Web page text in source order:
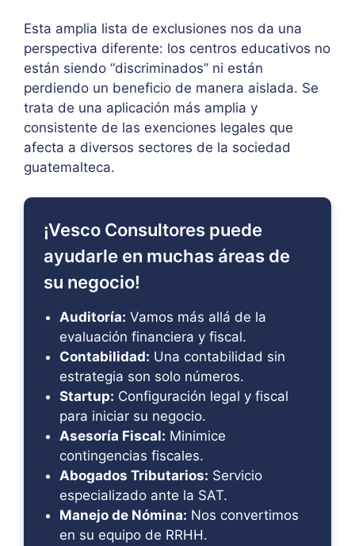
Esta amplia lista de exclusiones nos da una
perspectiva diferente: los centros educativos no
están siendo “discriminados” ni están
perdiendo un beneficio de manera aislada. Se
trata de una aplicación más amplia y
consistente de las exenciones legales que
afecta a diversos sectores de la sociedad
guatemalteca.
¡Vesco Consultores puede
ayudarle en muchas áreas de
su negocio!
Auditoría: Vamos más allá de la
evaluación financiera y fiscal.
Contabilidad: Una contabilidad sin
estrategia son solo números.
Startup: Configuración legal y fiscal
para iniciar su negocio.
Asesoría Fiscal: Minimice
contingencias fiscales.
Abogados Tributarios: Servicio
especializado ante la SAT.
Manejo de Nómina: Nos convertimos
en su equipo de RRHH.